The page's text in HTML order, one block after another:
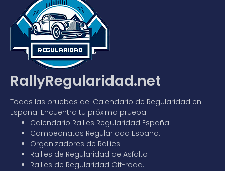
RallyRegularidad.net
Todas las pruebas del Calendario de Regularidad en
España. Encuentra tu próxima prueba.
Calendario Rallies Regularidad España.
Campeonatos Regularidad España.
Organizadores de Rallies.
Rallies de Regularidad de Asfalto
Rallies de Regularidad Off-road.